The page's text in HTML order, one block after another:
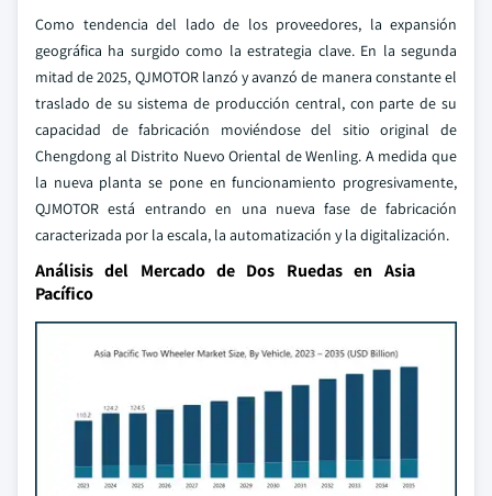
Como tendencia del lado de los proveedores, la expansión
geográfica ha surgido como la estrategia clave. En la segunda
mitad de 2025, QJMOTOR lanzó y avanzó de manera constante el
traslado de su sistema de producción central, con parte de su
capacidad de fabricación moviéndose del sitio original de
Chengdong al Distrito Nuevo Oriental de Wenling. A medida que
la nueva planta se pone en funcionamiento progresivamente,
QJMOTOR está entrando en una nueva fase de fabricación
caracterizada por la escala, la automatización y la digitalización.
Análisis del Mercado de Dos Ruedas en Asia
Pacífico